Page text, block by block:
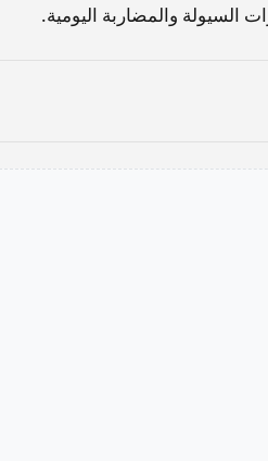
السيولة والمضاربة اليومية.